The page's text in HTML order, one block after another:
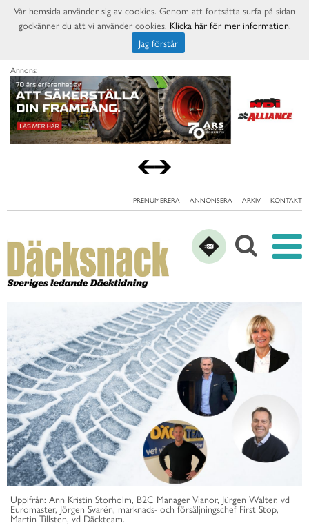
Annons:
PRENUMERERA ANNONSERA ARKIV KONTAKT
Uppifrån: Ann Kristin Storholm, B2C Manager Vianor, Jürgen Walter, vd
Euromaster, Jörgen Svarén, marknads- och försäljningschef First Stop,
Martin Tillsten, vd Däckteam.
Vår hemsida använder sig av cookies. Genom att fortsätta surfa på sidan
godkänner du att vi använder cookies. Klicka här för mer information.
Jag förstår